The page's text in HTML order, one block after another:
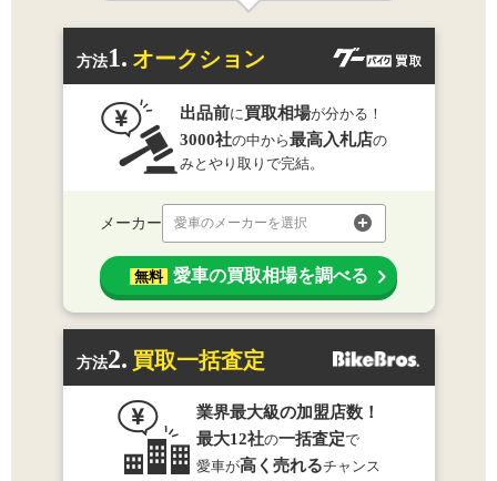
方法1. オークション
出品前に買取相場が分かる！
3000社の中から最高入札店の
みとやり取りで完結。
メーカー 愛車のメーカーを選択
無料 愛車の買取相場を調べる
方法2. 買取一括査定
業界最大級の加盟店数！
最大12社の一括査定で
愛車が高く売れるチャンス